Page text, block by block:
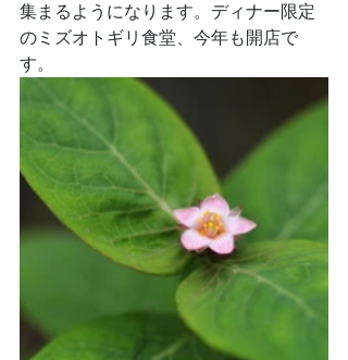
集まるようになります。ディナー限定
のミズオトギリ食堂、今年も開店で
す。